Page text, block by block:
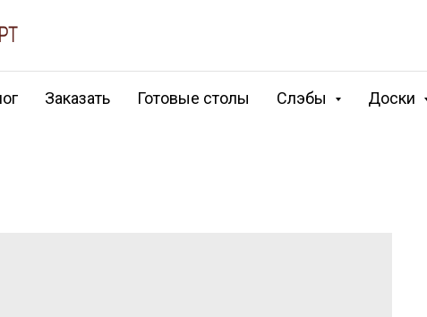
Заказать Готовые столы Слэбы Доски